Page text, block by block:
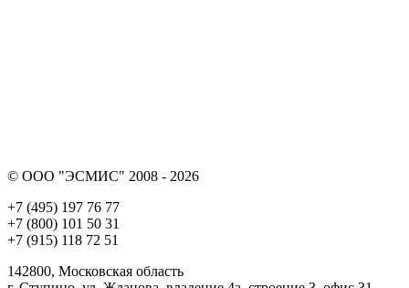
© ООО "ЭСМИС" 2008 - 2026
+7 (495) 197 76 77
+7 (800) 101 50 31
+7 (915) 118 72 51
142800, Московская область